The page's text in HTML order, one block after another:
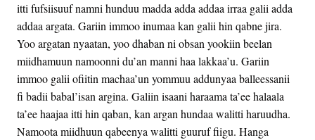
itti fufsiisuuf namni hunduu madda adda addaa irraa galii adda
addaa argata. Gariin immoo inumaa kan galii hin qabne jira.
Yoo argatan nyaatan, yoo dhaban ni obsan yookiin beelan
miidhamuun namoonni du’an manni haa lakkaa’u. Gariin
immoo galii ofiitin machaa’un yommuu addunyaa balleessanii
fi badii babal’isan argina. Galiin isaani haraama ta’ee halaala
ta’ee haajaa itti hin qaban, kan argan hundaa walitti haruudha.
Namoota miidhuun qabeenya walitti guuruf fiigu. Hanga